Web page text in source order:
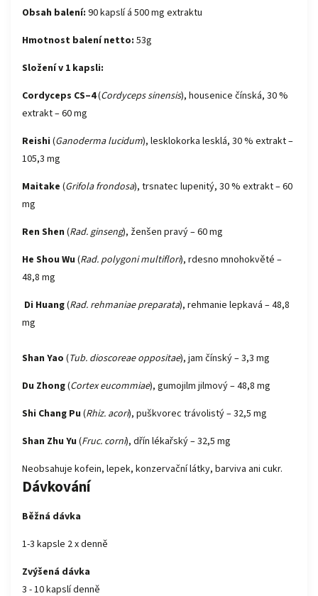
Obsah balení: 90 kapslí á 500 mg extraktu
Hmotnost balení netto: 53g
Složení v 1 kapsli:
Cordyceps CS–4(Cordyceps sinensis), housenice čínská, 30 %
extrakt – 60 mg
Reishi (Ganoderma lucidum), lesklokorka lesklá, 30 % extrakt –
105,3 mg
Maitake (Grifola frondosa), trsnatec lupenitý, 30 % extrakt – 60
mg
Ren Shen (Rad. ginseng), ženšen pravý – 60 mg
He Shou Wu (Rad. polygoni multiflori), rdesno mnohokvěté –
48,8 mg
Di Huang(Rad. rehmaniae preparata), rehmanie lepkavá – 48,8
mg
Shan Yao (Tub. dioscoreae oppositae), jam čínský – 3,3 mg
Du Zhong(Cortex eucommiae), gumojilm jilmový – 48,8 mg
Shi Chang Pu (Rhiz. acori), puškvorec trávolistý – 32,5 mg
Shan Zhu Yu (Fruc. corni), dřín lékařský – 32,5 mg
Neobsahuje kofein, lepek, konzervační látky, barviva ani cukr.
Dávkování
Běžná dávka
1-3 kapsle 2 x denně
Zvýšená dávka
3 - 10 kapslí denně